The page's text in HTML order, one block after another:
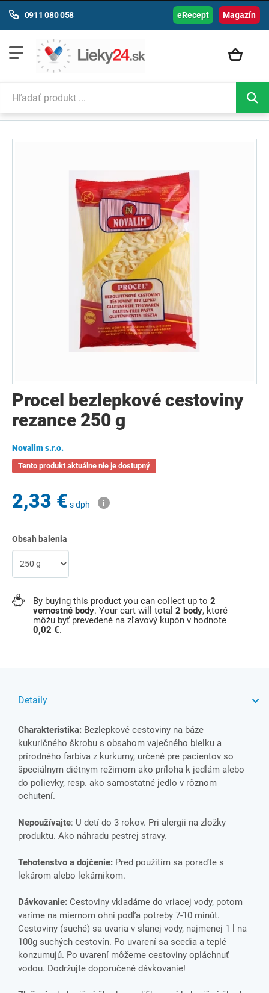
Magazín
0911 080 058 eRecept
Procel bezlepkové cestoviny
rezance 250 g
Novalim s.r.o.
Tento produkt aktuálne nie je dostupný
2,33 € s dph
Obsah balenia
By buying this product you can collect up to 2
vernostné body. Your cart will total 2 body, ktoré
môžu byť prevedené na zľavový kupón v hodnote
0,02 €.
Detaily
Charakteristika: Bezlepkové cestoviny na báze
kukuričného škrobu s obsahom vaječného bielku a
prírodného farbiva z kurkumy, určené pre pacientov so
špeciálnym diétnym režimom ako príloha k jedlám alebo
do polievky, resp. ako samostatné jedlo v rôznom
ochutení.
Nepoužívajte: U detí do 3 rokov. Pri alergii na zložky
produktu. Ako náhradu pestrej stravy.
Tehotenstvo a dojčenie: Pred použitím sa poraďte s
lekárom alebo lekárnikom.
Dávkovanie: Cestoviny vkladáme do vriacej vody, potom
varíme na miernom ohni podľa potreby 7-10 minút.
Cestoviny (suché) sa uvaria v slanej vody, najmenej 1 l na
100g suchých cestovín. Po uvarení sa scedia a teplé
konzumujú. Po uvarení môžeme cestoviny opláchnuť
vodou. Dodržujte doporučené dávkovanie!